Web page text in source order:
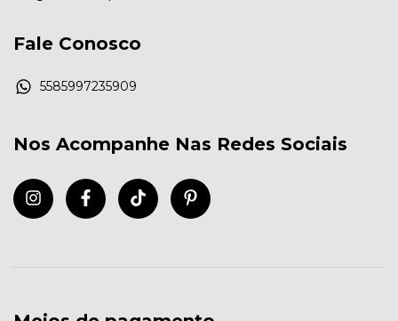
Fale Conosco
5585997235909
Nos Acompanhe Nas Redes Sociais